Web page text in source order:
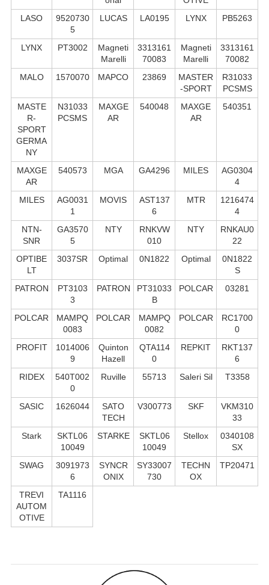
LASO
9520730
5
LUCAS LA0195 LYNX PB5263
LYNX PT3002
Magneti
Marelli
3313161
70083
Magneti
Marelli
3313161
70082
MALO
1570070 MAPCO 23869
MASTER
-SPORT
R31033
PCSMS
MASTE
R-
SPORT
GERMA
NY
N31033
PCSMS
MAXGE
AR
540048
MAXGE
AR
540351
MAXGE
AR
540573 MGA GA4296 MILES
AG0304
4
MILES
AG0031
1
MOVIS
AST137
6
MTR
1216474
4
NTN-
SNR
GA3570
5
NTY
RNKVW
010
NTY
RNKAU0
22
OPTIBE
LT
3037SR Optimal 0N1822 Optimal
0N1822
S
PATRON
PT3103
3
PATRON
PT31033
B
POLCAR 03281
POLCAR
MAMPQ
0083
POLCAR
MAMPQ
0082
POLCAR
RC1700
0
PROFIT
1014006
9
Quinton
Hazell
QTA114
0
REPKIT
RKT137
6
RIDEX
540T002
0
Ruville 55713 Saleri Sil T3358
SASIC 1626044
SATO
TECH
V300773 SKF
VKM310
33
Stark
SKTL06
10049
STARKE
SKTL06
10049
Stellox
0340108
SX
SWAG
3091973
6
SYNCR
ONIX
SY33007
730
TECHN
OX
TP20471
TREVI
AUTOM
OTIVE
TA1116